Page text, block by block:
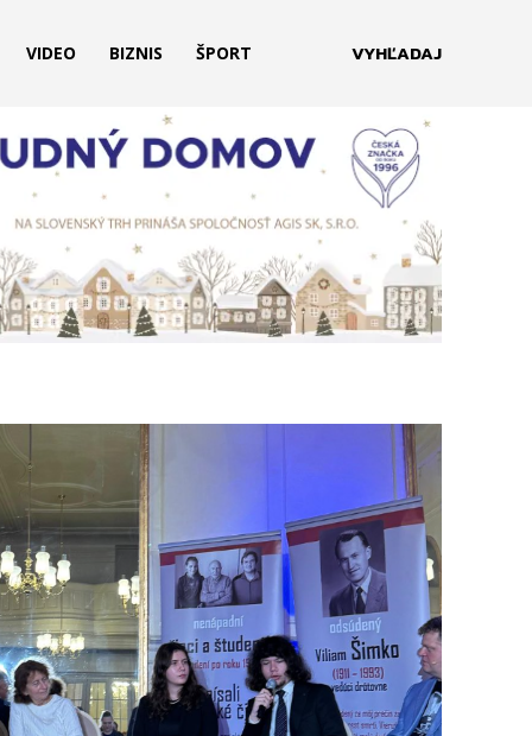
VIDEO BIZNIS ŠPORT VYHĽADAJ